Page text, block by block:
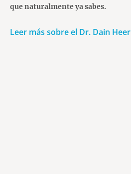
que naturalmente ya sabes.
Leer más sobre el Dr. Dain Heer